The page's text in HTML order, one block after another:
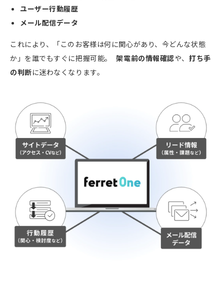
ユーザー行動履歴
メール配信データ
これにより、「このお客様は何に関心があり、今どんな状態
か」を誰でもすぐに把握可能。架電前の情報確認や、打ち手
の判断に迷わなくなります。